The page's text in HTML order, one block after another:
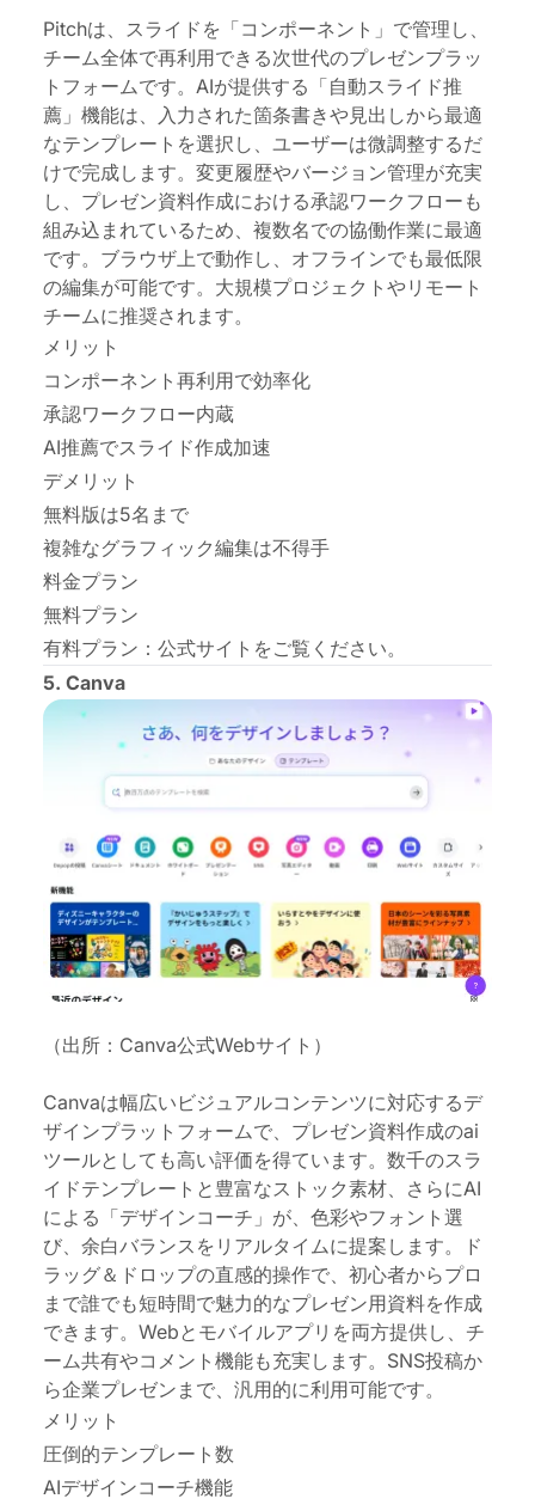
Pitchは、スライドを「コンポーネント」で管理し、
チーム全体で再利用できる次世代のプレゼンプラッ
トフォームです。AIが提供する「自動スライド推
薦」機能は、入力された箇条書きや見出しから最適
なテンプレートを選択し、ユーザーは微調整するだ
けで完成します。変更履歴やバージョン管理が充実
し、プレゼン資料作成における承認ワークフローも
組み込まれているため、複数名での協働作業に最適
です。ブラウザ上で動作し、オフラインでも最低限
の編集が可能です。大規模プロジェクトやリモート
チームに推奨されます。
メリット
コンポーネント再利用で効率化
承認ワークフロー内蔵
AI推薦でスライド作成加速
デメリット
無料版は5名まで
複雑なグラフィック編集は不得手
料金プラン
無料プラン
有料プラン： 公式サイト をご覧ください。
5. Canva
（出所：Canva公式Webサイト）
Canvaは幅広いビジュアルコンテンツに対応するデ
ザインプラットフォームで、プレゼン資料作成のai
ツールとしても高い評価を得ています。数千のスラ
イドテンプレートと豊富なストック素材、さらにAI
による「デザインコーチ」が、色彩やフォント選
び、余白バランスをリアルタイムに提案 します。ド
ラッグ＆ドロップの直感的操作で、初心者からプロ
まで誰でも短時間で魅力的なプレゼン用資料を作成
できます。Webとモバイルアプリを両方提供し、チ
ーム共有やコメント機能も充実 します。SNS投稿か
ら企業プレゼンまで、汎用的に利用可能です。
メリット
圧倒的テンプレート数
AIデザインコーチ機能